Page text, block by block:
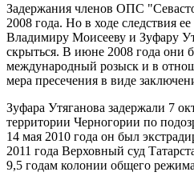
Задержания членов ОПС
2008 года. Но в ходе следствия
Владимиру Моисееву и Зуфару
скрыться. В июне 2008 года они
международный розыск и в
мера пресечения в виде
Зуфара Утяганова задержали 7
территории Черногории по
14 мая 2010 года он был
2011 года Верховный суд
9,5 годам колонии общего